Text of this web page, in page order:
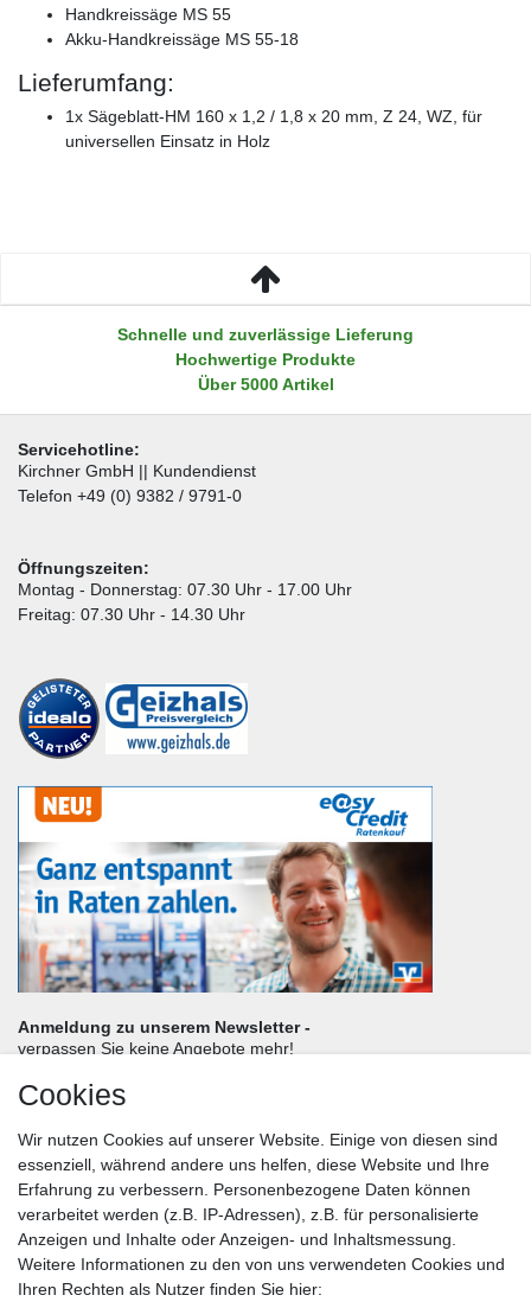
Handkreissäge MS 55
Akku-Handkreissäge MS 55-18
Lieferumfang:
1x Sägeblatt-HM 160 x 1,2 / 1,8 x 20 mm, Z 24, WZ, für
universellen Einsatz in Holz
Schnelle und zuverlässige Lieferung
Hochwertige Produkte
Über 5000 Artikel
Servicehotline:
Kirchner GmbH || Kundendienst
Telefon +49 (0) 9382 / 9791-0
Öffnungszeiten:
Montag - Donnerstag: 07.30 Uhr - 17.00 Uhr
Freitag: 07.30 Uhr - 14.30 Uhr
Anmeldung zu unserem Newsletter -
verpassen Sie keine Angebote mehr!
Nachname*
E-Mail*
Cookies
Wir nutzen Cookies auf unserer Website. Einige von diesen sind
essenziell, während andere uns helfen, diese Website und Ihre
Erfahrung zu verbessern. Personenbezogene Daten können
verarbeitet werden (z.B. IP-Adressen), z.B. für personalisierte
Anzeigen und Inhalte oder Anzeigen- und Inhaltsmessung.
Weitere Informationen zu den von uns verwendeten Cookies und
Ihren Rechten als Nutzer finden Sie hier: